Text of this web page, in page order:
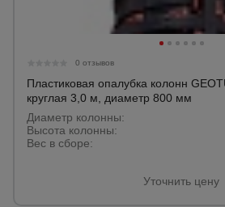
0 отзывов
Пластиковая опалубка колонн
круглая 3,0 м, диаметр 800 мм
Диаметр колонны:
Высота колонны:
Вес в сборе:
Уточнить цену